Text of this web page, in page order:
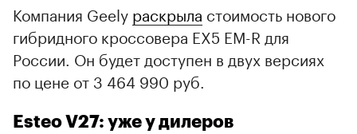
Компания Geely раскрыла стоимость нового
гибридного кроссовера EX5 EM-R для
России. Он будет доступен в двух версиях
по цене от 3 464 990 руб.
Esteo V27: уже у дилеров